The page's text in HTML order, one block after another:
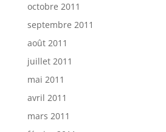
octobre 2011
septembre 2011
août 2011
juillet 2011
mai 2011
avril 2011
mars 2011